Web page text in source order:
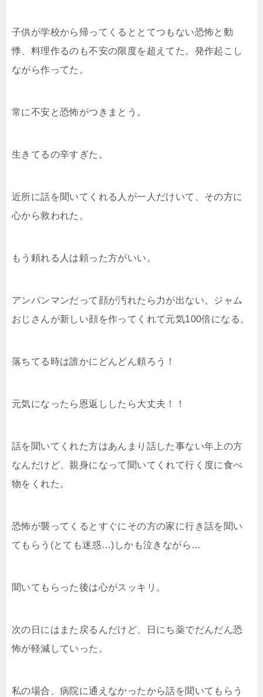
子供が学校から帰ってくるととてつもない恐怖と動
悸、料理作るのも不安の限度を超えてた。発作起こし
ながら作ってた。
常に不安と恐怖がつきまとう。
生きてるの辛すぎた。
近所に話を聞いてくれる人が一人だけいて、その方に
心から救われた。
もう頼れる人は頼った方がいい。
アンパンマンだって顔が汚れたら力が出ない。ジャム
おじさんが新しい顔を作ってくれて元気100倍になる。
落ちてる時は誰かにどんどん頼ろう！
元気になったら恩返ししたら大丈夫！！
話を聞いてくれた方はあんまり話した事ない年上の方
なんだけど、親身になって聞いてくれて行く度に食べ
物をくれた。
恐怖が襲ってくるとすぐにその方の家に行き話を聞い
てもらう(とても迷惑…)しかも泣きながら…
聞いてもらった後は心がスッキリ。
次の日にはまた戻るんだけど、日にち薬でだんだん恐
怖が軽減していった。
私の場合、病院に通えなかったから話を聞いてもらう